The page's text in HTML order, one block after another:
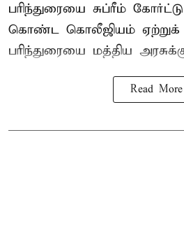
பரிந்துரையை சுப்ரீம்
கொண்ட கொலீஜியம்
பரிந்துரையை மத்திய
Read More